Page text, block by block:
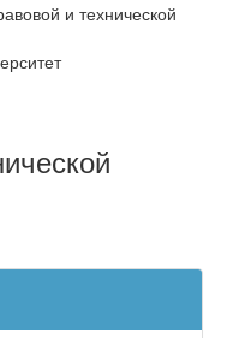
и технической